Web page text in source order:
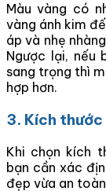
Màu vàng có
vàng ánh kim
áp và nhẹ
Ngược lại, nếu
sang trọng thì
hợp hơn.
3. Kích
Khi chọn kích
bạn cần xác
đẹp vừa an